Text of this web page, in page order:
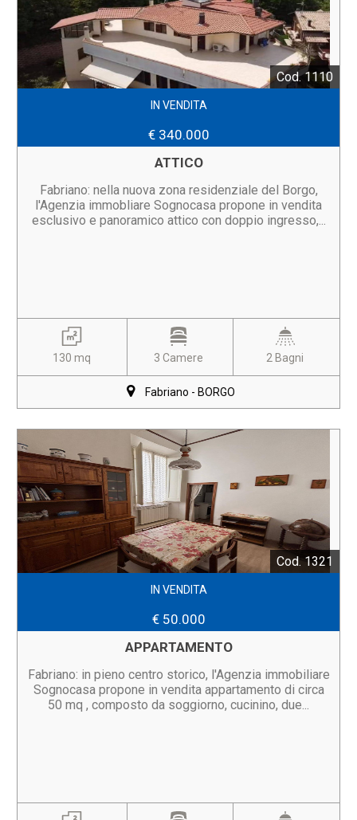
Cod. 1110
IN VENDITA
€ 340.000
ATTICO
Fabriano: nella nuova zona residenziale del Borgo,
l'Agenzia immobliare Sognocasa propone in vendita
esclusivo e panoramico attico con doppio ingresso,...
130 mq 3 Camere 2 Bagni
Fabriano - BORGO
Cod. 1321
IN VENDITA
€ 50.000
APPARTAMENTO
Fabriano: in pieno centro storico, l'Agenzia immobiliare
Sognocasa propone in vendita appartamento di circa
50 mq , composto da soggiorno, cucinino, due...